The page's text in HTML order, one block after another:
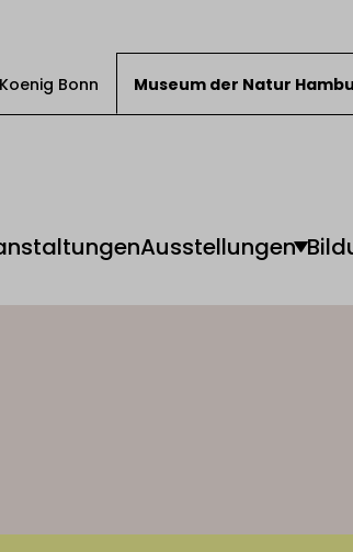
Bonn Museum der Natur
Ausstellungen